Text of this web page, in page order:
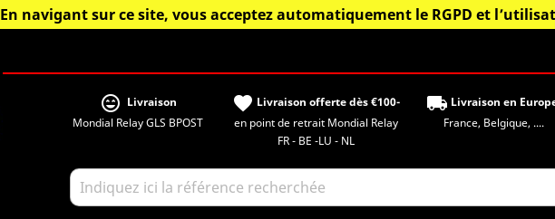
En navigant sur ce site, vous acceptez automatiquement le RGPD et
sentiment_very_satisfied Livraison
Mondial Relay GLS BPOST
favorite Livraison offerte dès €100-
en point de retrait Mondial Relay
FR - BE -LU - NL
local_shipping Livraison en
France, Belgique, ....